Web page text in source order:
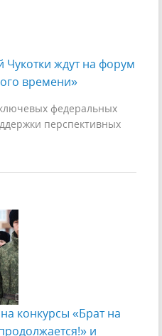
ждут на форум
времени»
федеральных
перспективных
конкурсы «Брат на
и